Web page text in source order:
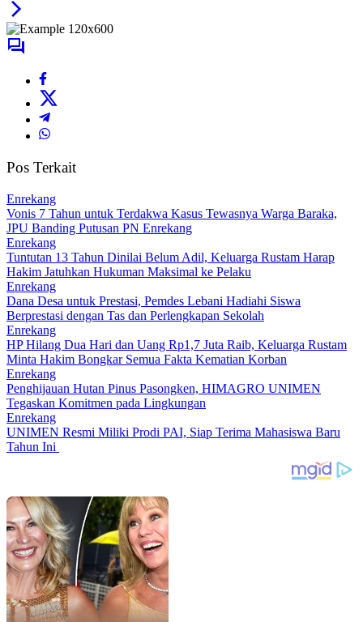
Pos Terkait
Enrekang
Vonis 7 Tahun untuk Terdakwa Kasus Tewasnya Warga Baraka,
JPU Banding Putusan PN Enrekang
Enrekang
Tuntutan 13 Tahun Dinilai Belum Adil, Keluarga Rustam Harap
Hakim Jatuhkan Hukuman Maksimal ke Pelaku
Enrekang
Dana Desa untuk Prestasi, Pemdes Lebani Hadiahi Siswa
Berprestasi dengan Tas dan Perlengkapan Sekolah
Enrekang
HP Hilang Dua Hari dan Uang Rp1,7 Juta Raib, Keluarga Rustam
Minta Hakim Bongkar Semua Fakta Kematian Korban
Enrekang
Penghijauan Hutan Pinus Pasongken, HIMAGRO UNIMEN
Tegaskan Komitmen pada Lingkungan
Enrekang
UNIMEN Resmi Miliki Prodi PAI, Siap Terima Mahasiswa Baru
Tahun Ini